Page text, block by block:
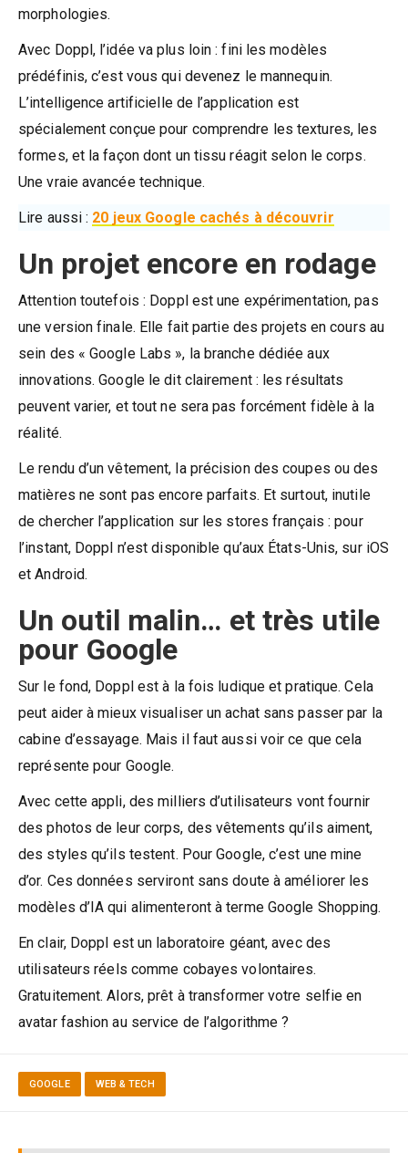
morphologies.
Avec Doppl, l’idée va plus loin : fini les modèles
prédéfinis, c’est vous qui devenez le mannequin.
L’intelligence artificielle de l’application est
spécialement conçue pour comprendre les textures, les
formes, et la façon dont un tissu réagit selon le corps.
Une vraie avancée technique.
Lire aussi : 20 jeux Google cachés à découvrir
Un projet encore en rodage
Attention toutefois : Doppl est une expérimentation, pas
une version finale. Elle fait partie des projets en cours au
sein des « Google Labs », la branche dédiée aux
innovations. Google le dit clairement : les résultats
peuvent varier, et tout ne sera pas forcément fidèle à la
réalité.
Le rendu d’un vêtement, la précision des coupes ou des
matières ne sont pas encore parfaits. Et surtout, inutile
de chercher l’application sur les stores français : pour
l’instant, Doppl n’est disponible qu’aux États-Unis, sur iOS
et Android.
Un outil malin… et très utile
pour Google
Sur le fond, Doppl est à la fois ludique et pratique. Cela
peut aider à mieux visualiser un achat sans passer par la
cabine d’essayage. Mais il faut aussi voir ce que cela
représente pour Google.
Avec cette appli, des milliers d’utilisateurs vont fournir
des photos de leur corps, des vêtements qu’ils aiment,
des styles qu’ils testent. Pour Google, c’est une mine
d’or. Ces données serviront sans doute à améliorer les
modèles d’IA qui alimenteront à terme Google Shopping.
En clair, Doppl est un laboratoire géant, avec des
utilisateurs réels comme cobayes volontaires.
Gratuitement. Alors, prêt à transformer votre selfie en
avatar fashion au service de l’algorithme ?
GOOGLE WEB & TECH